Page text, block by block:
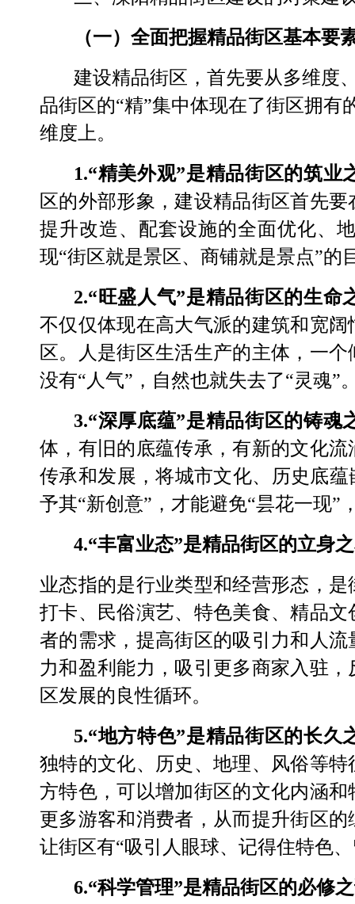
（一）全面把握精品街区基本要
建设精品街区，首先要从多维度
品街区的“精”集中体现在了街区拥有
维度上。
1.“精美外观”是精品街区的筑业
区的外部形象，建设精品街区首先
提升改造、配套设施的全面优化、
现“街区就是景区、商铺就是景点”的
2.“旺盛人气”是精品街区的生命
不仅仅体现在高大气派的建筑和宽
区。人是街区生活生产的主体，一
没有“ 人气” ，自然也就失去了“灵魂”
3.“深厚底蕴”是精品街区的铸魂
体，有旧的底蕴传承，有新的文化
传承和发展，将城市文化、历史底
予其“新创意” ，才能避免“昙花一现”
4.“丰富业态”是精品街区的立身
业态指的是行业类型和经营形态，
打卡、民俗演艺、特色美食、精品
者的需求，提高街区的吸引力和人
力和盈利能力，吸引更多商家入驻
区发展的良性循环。
5.“地方特色”是精品街区的长久
独特的文化、历史、地理、风俗等
方特色，可以增加街区的文化内涵
更多游客和消费者，从而提升街区
让街区有“吸引人眼球、记得住特色
6.“科学管理”是精品街区的必修